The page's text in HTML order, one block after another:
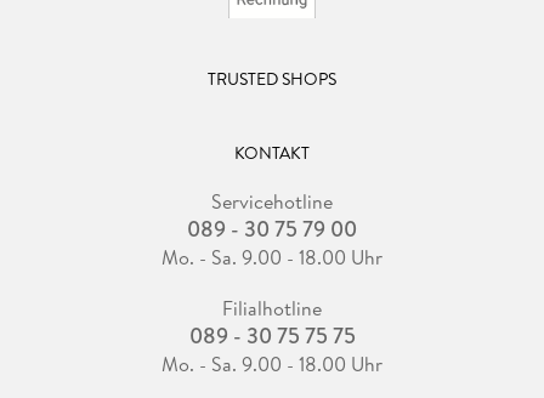
TRUSTED SHOPS
KONTAKT
Servicehotline
089 - 30 75 79 00
Mo. - Sa. 9.00 - 18.00 Uhr
Filialhotline
089 - 30 75 75 75
Mo. - Sa. 9.00 - 18.00 Uhr